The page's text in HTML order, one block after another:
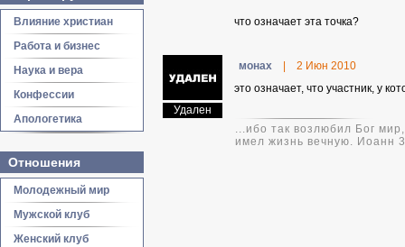
Влияние христиан
Работа и бизнес
Наука и вера
Конфессии
Апологетика
Отношения
Молодежный мир
Мужской клуб
Женский клуб
что означает эта точка?
Удален
монах
2 Июн 2010
это означает, что участник, у
...ибо так возлюбил Бог
имел жизнь вечную. Иоанн